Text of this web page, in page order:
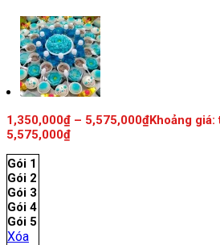
1,350,000₫ – 5,575,000₫Khoảng
5,575,000₫
Gói 1
Gói 2
Gói 3
Gói 4
Gói 5
Xóa